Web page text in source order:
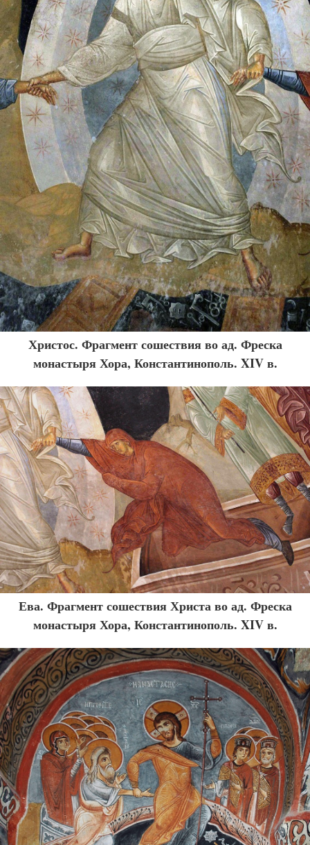
Христос. Фрагмент сошествия во ад. Фреска
монастыря Хора, Константинополь. XIV в.
Ева. Фрагмент сошествия Христа во ад. Фреска
монастыря Хора, Константинополь. XIV в.